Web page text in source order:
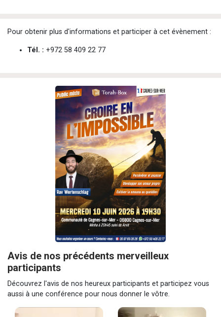
Pour obtenir plus d'informations et participer à cet évènement :
Tél. : +972 58 409 22 77
Avis de nos précédents merveilleux
participants
Découvrez l'avis de nos heureux participants et participez vous
aussi à une conférence pour nous donner le vôtre.